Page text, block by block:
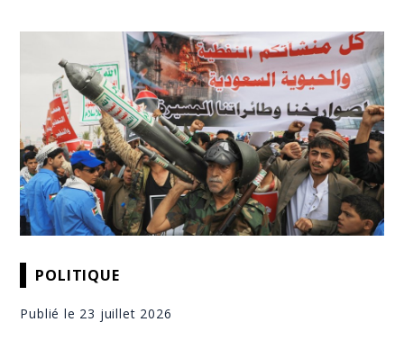
POLITIQUE
Publié le 23 juillet 2026